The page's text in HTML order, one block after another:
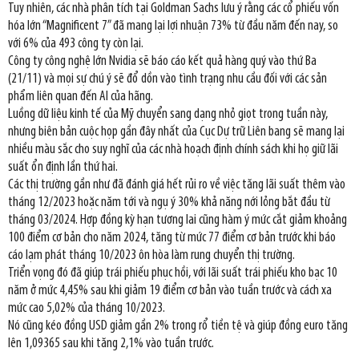
Tuy nhiên, các nhà phân tích tại Goldman Sachs lưu ý rằng các cổ phiếu vốn
hóa lớn “Magnificent 7” đã mang lại lợi nhuận 73% từ đầu năm đến nay, so
với 6% của 493 công ty còn lại.
Công ty công nghệ lớn Nvidia sẽ báo cáo kết quả hàng quý vào thứ Ba
(21/11) và mọi sự chú ý sẽ đổ dồn vào tình trạng nhu cầu đối với các sản
phẩm liên quan đến AI của hãng.
Luồng dữ liệu kinh tế của Mỹ chuyển sang dạng nhỏ giọt trong tuần này,
nhưng biên bản cuộc họp gần đây nhất của Cục Dự trữ Liên bang sẽ mang lại
nhiều màu sắc cho suy nghĩ của các nhà hoạch định chính sách khi họ giữ lãi
suất ổn định lần thứ hai.
Các thị trường gần như đã đánh giá hết rủi ro về việc tăng lãi suất thêm vào
tháng 12/2023 hoặc năm tới và ngụ ý 30% khả năng nới lỏng bắt đầu từ
tháng 03/2024. Hợp đồng kỳ hạn tương lai cũng hàm ý mức cắt giảm khoảng
100 điểm cơ bản cho năm 2024, tăng từ mức 77 điểm cơ bản trước khi báo
cáo lạm phát tháng 10/2023 ôn hòa làm rung chuyển thị trường.
Triển vọng đó đã giúp trái phiếu phục hồi, với lãi suất trái phiếu kho bạc 10
năm ở mức 4,45% sau khi giảm 19 điểm cơ bản vào tuần trước và cách xa
mức cao 5,02% của tháng 10/2023.
Nó cũng kéo đồng USD giảm gần 2% trong rổ tiền tệ và giúp đồng euro tăng
lên 1,09365 sau khi tăng 2,1% vào tuần trước.